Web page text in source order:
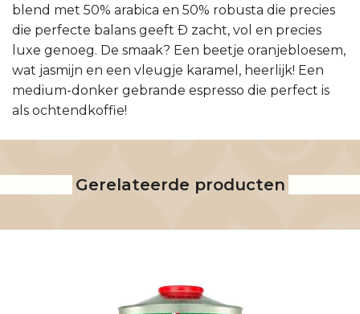
blend met 50% arabica en 50% robusta die precies
die perfecte balans geeft Ð zacht, vol en precies
luxe genoeg. De smaak? Een beetje oranjebloesem,
wat jasmijn en een vleugje karamel, heerlijk! Een
medium-donker gebrande espresso die perfect is
als ochtendkoffie!
Gerelateerde producten